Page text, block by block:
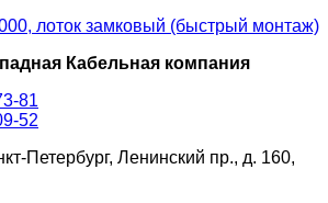
лоток замковый (быстрый монтаж)
Кабельная компания
81
52
Петербург, Ленинский пр., д. 160,